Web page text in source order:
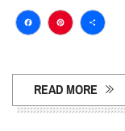
Facebook
READ MORE